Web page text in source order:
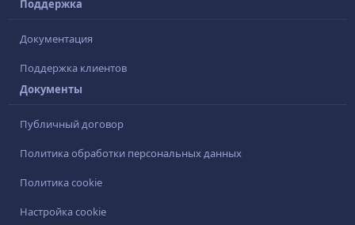
Поддержка
Документация
Поддержка клиентов
Документы
Публичный договор
Политика обработки персональных данных
Политика cookie
Настройка cookie